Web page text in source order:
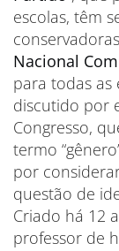
escolas, têm
Nacional
para todas as
discutido por
Congresso,
termo
por
questão de
Criado há 12
professor de